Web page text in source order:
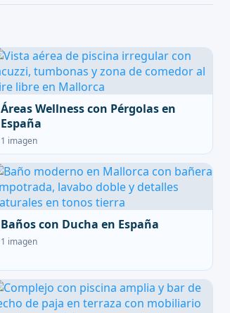
Áreas Wellness con Pérgolas en
España
1 imagen
Baños con Ducha en España
1 imagen